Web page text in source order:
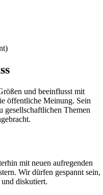
und beeinflusst mit
öffentliche Meinung. Sein
gesellschaftlichen Themen
mit neuen aufregenden
Wir dürfen gespannt sein,
diskutiert.